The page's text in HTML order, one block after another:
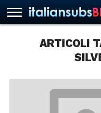
ARTICOLI